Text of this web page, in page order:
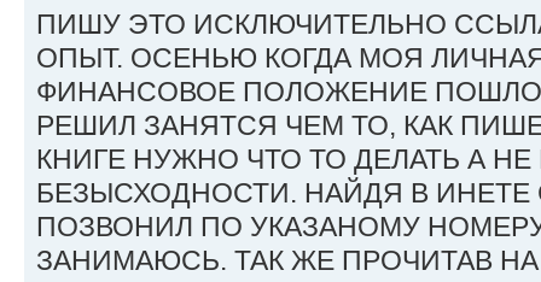
ПИШУ ЭТО ИСКЛЮЧИТЕЛЬНО
ОПЫТ. ОСЕНЬЮ КОГДА МОЯ
ФИНАНСОВОЕ ПОЛОЖЕНИЕ ПОШЛО
РЕШИЛ ЗАНЯТСЯ ЧЕМ ТО, КАК
КНИГЕ НУЖНО ЧТО ТО ДЕЛАТЬ А НЕ
БЕЗЫСХОДНОСТИ. НАЙДЯ В ИНЕТЕ
ПОЗВОНИЛ ПО УКАЗАНОМУ
ЗАНИМАЮСЬ. ТАК ЖЕ ПРОЧИТАВ